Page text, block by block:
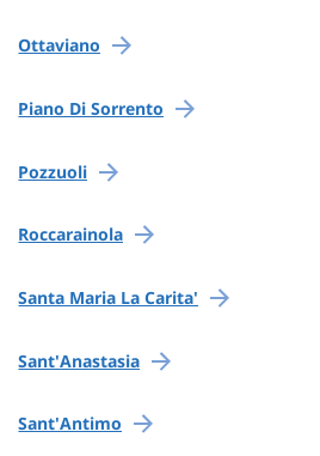
Ottaviano
Piano Di Sorrento
Pozzuoli
Roccarainola
Santa Maria La Carita'
Sant'Anastasia
Sant'Antimo